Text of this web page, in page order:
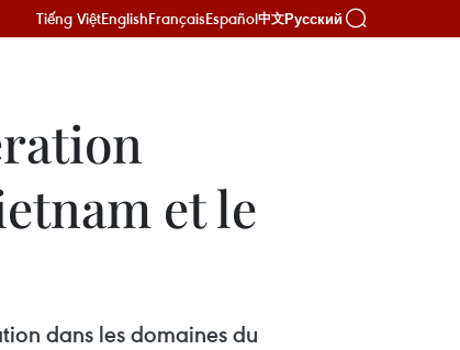
Tiếng ViệtEnglishFrançaisEspañol中文Русский
et le
dans les domaines du